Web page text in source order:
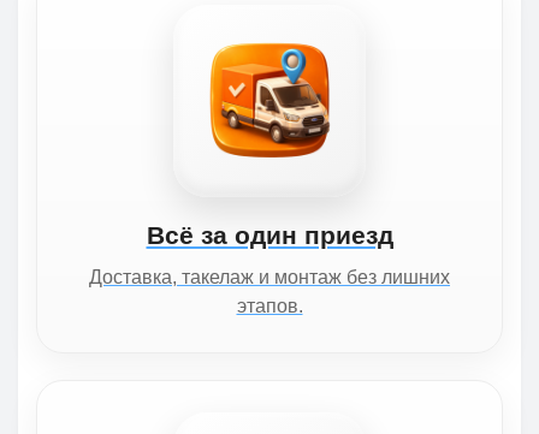
Всё за один приезд
Доставка, такелаж и монтаж без лишних
этапов.